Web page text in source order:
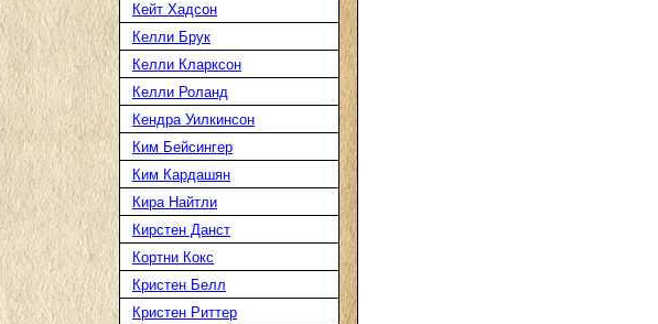
Кейт Хадсон
Келли Брук
Келли Кларксон
Келли Роланд
Кендра Уилкинсон
Ким Бейсингер
Ким Кардашян
Кира Найтли
Кирстен Данст
Кортни Кокс
Кристен Белл
Кристен Риттер